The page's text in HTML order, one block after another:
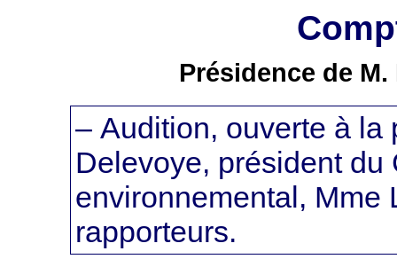
Présidence de
– Audition, ouverte à la
Delevoye, président
environnemental, Mme
rapporteurs.